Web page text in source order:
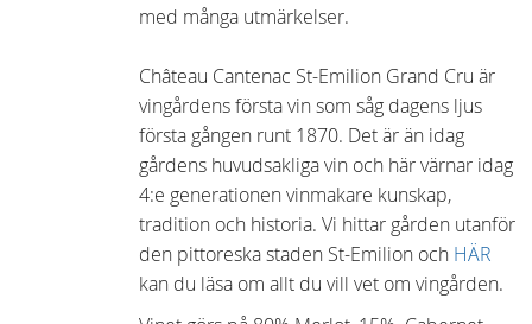
med många utmärkelser.
Château Cantenac St-Emilion Grand Cru är
vingårdens första vin som såg dagens ljus
första gången runt 1870. Det är än idag
gårdens huvudsakliga vin och här värnar idag
4:e generationen vinmakare kunskap,
tradition och historia. Vi hittar gården utanför
den pittoreska staden St-Emilion och HÄR
kan du läsa om allt du vill vet om vingården.